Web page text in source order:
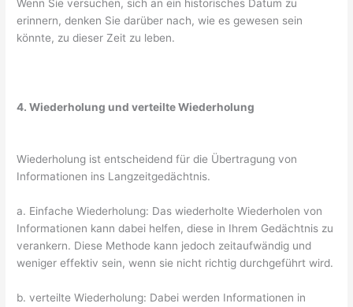
Wenn Sie versuchen, sich an ein historisches Datum zu
erinnern, denken Sie darüber nach, wie es gewesen sein
könnte, zu dieser Zeit zu leben.
4. Wiederholung und verteilte Wiederholung
Wiederholung ist entscheidend für die Übertragung von
Informationen ins Langzeitgedächtnis.
a. Einfache Wiederholung: Das wiederholte Wiederholen von
Informationen kann dabei helfen, diese in Ihrem Gedächtnis zu
verankern. Diese Methode kann jedoch zeitaufwändig und
weniger effektiv sein, wenn sie nicht richtig durchgeführt wird.
b. verteilte Wiederholung: Dabei werden Informationen in